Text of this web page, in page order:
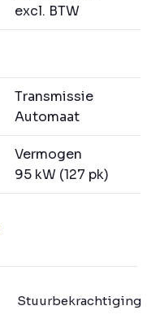
excl. BTW
Transmissie
Automaat
Vermogen
95 kW (127 pk)
Stuurbekrachtiging